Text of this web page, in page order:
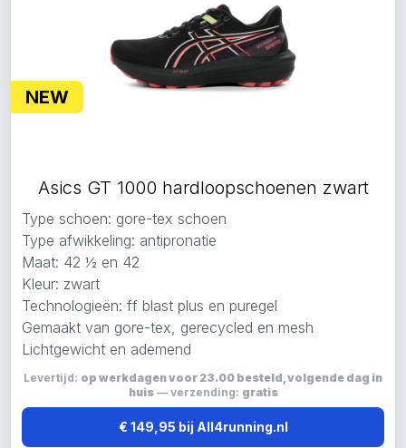
NEW
Asics GT 1000 hardloopschoenen zwart
Type schoen: gore-tex schoen
Type afwikkeling: antipronatie
Maat: 42 ½ en 42
Kleur: zwart
Technologieën: ff blast plus en puregel
Gemaakt van gore-tex, gerecycled en mesh
Lichtgewicht en ademend
Levertijd: op werkdagen voor 23.00 besteld, volgende dag in
huis— verzending: gratis
€ 149,95 bij All4running.nl